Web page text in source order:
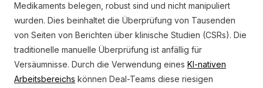
Medikaments belegen, robust sind und nicht manipuliert
wurden. Dies beinhaltet die Überprüfung von Tausenden
von Seiten von Berichten über klinische Studien (CSRs). Die
traditionelle manuelle Überprüfung ist anfällig für
Versäumnisse. Durch die Verwendung eines KI-nativen
Arbeitsbereichs können Deal-Teams diese riesigen